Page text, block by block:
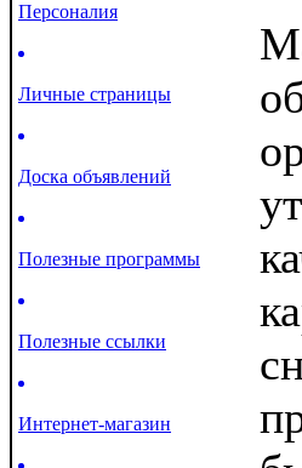
Персоналия
Личные страницы
Доска объявлений
Полезные программы
Полезные ссылки
Интернет-магазин